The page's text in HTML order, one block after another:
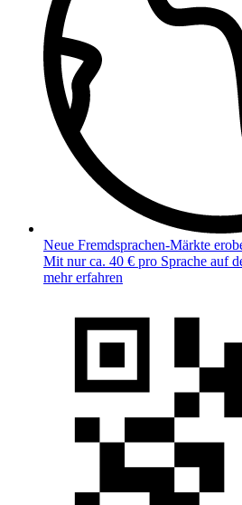
Neue Fremdsprachen-Märkte
Mit nur ca. 40 € pro Sprache auf
mehr erfahren